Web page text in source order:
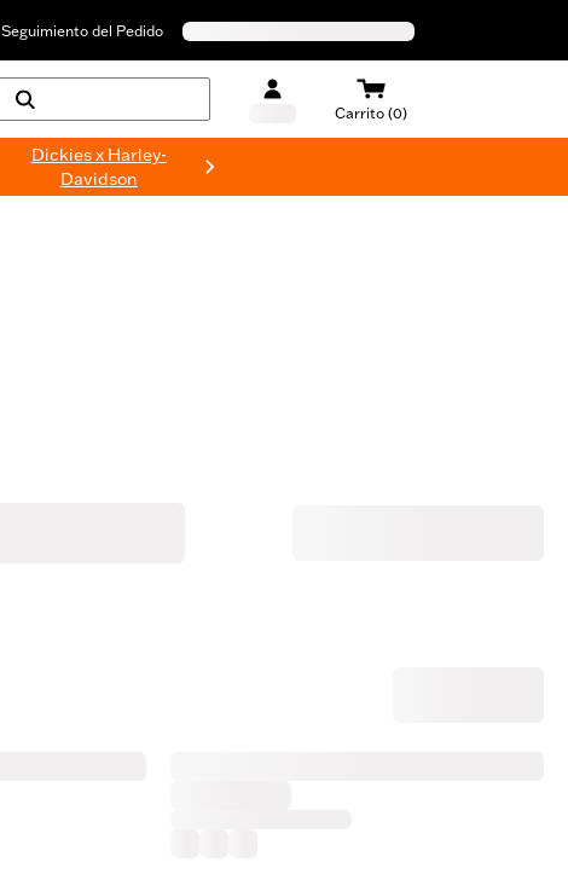
Seguimiento del Pedido
Carrito (0)
Dickies x Harley-
Davidson